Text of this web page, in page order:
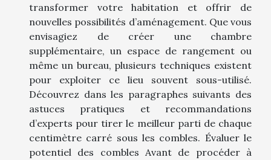
transformer votre habitation et offrir de
nouvelles possibilités d’aménagement. Que vous
envisagiez de créer une chambre
supplémentaire, un espace de rangement ou
même un bureau, plusieurs techniques existent
pour exploiter ce lieu souvent sous-utilisé.
Découvrez dans les paragraphes suivants des
astuces pratiques et recommandations
d’experts pour tirer le meilleur parti de chaque
centimètre carré sous les combles. Évaluer le
potentiel des combles Avant de procéder à